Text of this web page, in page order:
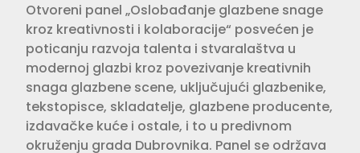
Otvoreni panel „Oslobađanje glazbene snage
kroz kreativnosti i kolaboracije“ posvećen je
poticanju razvoja talenta i stvaralaštva u
modernoj glazbi kroz povezivanje kreativnih
snaga glazbene scene, uključujući glazbenike,
tekstopisce, skladatelje, glazbene producente,
izdavačke kuće i ostale, i to u predivnom
okruženju grada Dubrovnika. Panel se održava